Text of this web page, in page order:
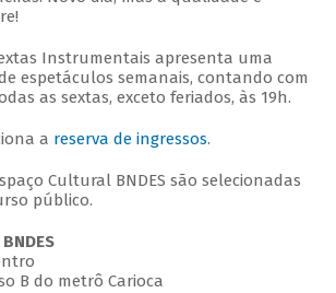
Instrumentais apresenta uma
espetáculos semanais, contando com
as sextas, exceto feriados, às 19h.
a reserva de ingressos.
Cultural BNDES são selecionadas
público.
B do metrô Carioca